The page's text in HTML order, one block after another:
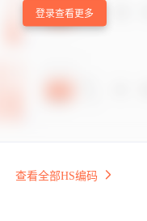
登录查看更多
查看全部HS编码